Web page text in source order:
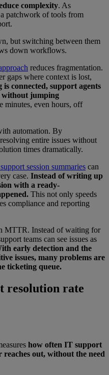
complexity. As
patchwork of tools from
but switching between them
down workflows.
reduces fragmentation.
gaps where context is lost,
connected, support agents
without jumping
minutes, even hours, off
automation. By
entire issues without
times dramatically.
session summaries can
case. Instead of writing up
with a ready-
This not only speeds
compliance and reporting
MTTR. Instead of waiting for
teams can see issues as
early detection and the
issues, many problems are
ticketing queue.
resolution rate
how often IT support
reaches out, without the need